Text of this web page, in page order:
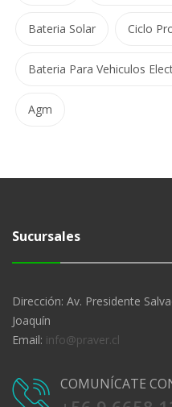
Bateria Solar Ciclo
Bateria Para Vehiculos
Agm
Sucursales
Dirección: Av. Presidente
Joaquín
Email: info@praver.cl
COMUNÍCATE